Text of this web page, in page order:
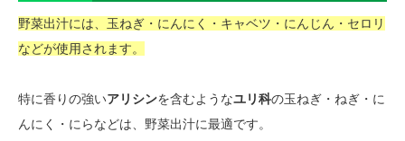
野菜出汁には、玉ねぎ・にんにく・キャベツ・にんじん・セロリ
などが使用されます。
特に香りの強いアリシンを含むようなユリ科の玉ねぎ・ねぎ・に
んにく・にらなどは、野菜出汁に最適です。